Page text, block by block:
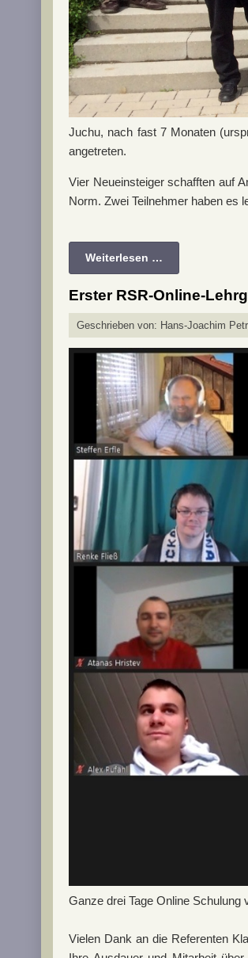
Juchu, nach fast 7 Monaten
angetreten.
Vier Neueinsteiger schafften auf
Norm. Zwei Teilnehmer haben es
Weiterlesen …
Erster RSR-Online-
Geschrieben von: Hans-Joachim
Ganze drei Tage Online Schulung
Vielen Dank an die Referenten